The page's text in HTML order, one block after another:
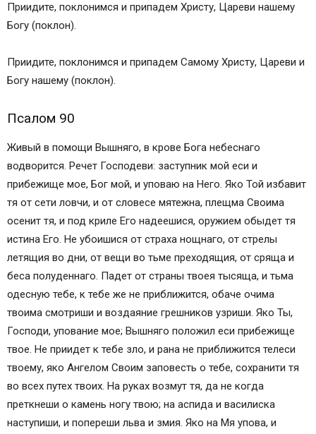
Приидите, поклонимся и припадем Христу, Цареви нашему
Богу (поклон).
Приидите, поклонимся и припадем Самому Христу, Цареви и
Богу нашему (поклон).
Псалом 90
Живый в помощи Вышняго, в крове Бога небеснаго
водворится. Речет Господеви: заступник мой еси и
прибежище мое, Бог мой, и уповаю на Него. Яко Той избавит
тя от сети ловчи, и от словесе мятежна, плещма Своима
осенит тя, и под криле Его надеешися, оружием обыдет тя
истина Его. Не убоишися от страха нощнаго, от стрелы
летящия во дни, от вещи во тьме преходящия, от сряща и
беса полуденнаго. Падет от страны твоея тысяща, и тьма
одесную тебе, к тебе же не приближится, обаче очима
твоима смотриши и воздаяние грешников узриши. Яко Ты,
Господи, упование мое; Вышняго положил еси прибежище
твое. Не приидет к тебе зло, и рана не приближится телеси
твоему, яко Ангелом Своим заповесть о тебе, сохранити тя
во всех путех твоих. На руках возмут тя, да не когда
преткнеши о камень ногу твою; на аспида и василиска
наступиши, и попереши льва и змия. Яко на Мя упова, и